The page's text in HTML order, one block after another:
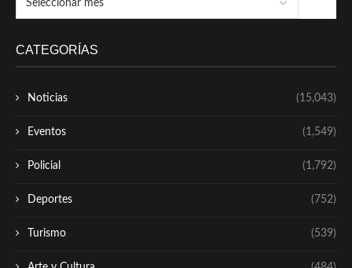
CATEGORÍAS
Noticias (15,043)
Eventos (1,549)
Policial (1,792)
Deportes (752)
Turismo (539)